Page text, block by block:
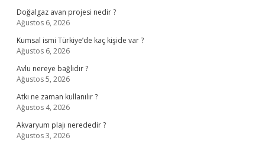
Doğalgaz avan projesi nedir ?
Ağustos 6, 2026
Kumsal ismi Türkiye’de kaç kişide var ?
Ağustos 6, 2026
Avlu nereye bağlıdır ?
Ağustos 5, 2026
Atkı ne zaman kullanılır ?
Ağustos 4, 2026
Akvaryum plajı nerededir ?
Ağustos 3, 2026